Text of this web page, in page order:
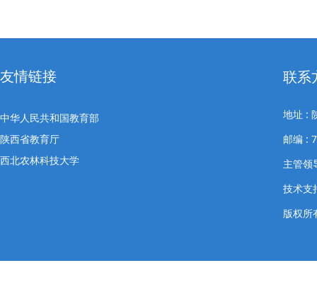
友情链接
中华人民共和国教育部
陕西省教育厅
西北农林科技大学
联系
地址 :
邮编 :
主管
技术支
版权